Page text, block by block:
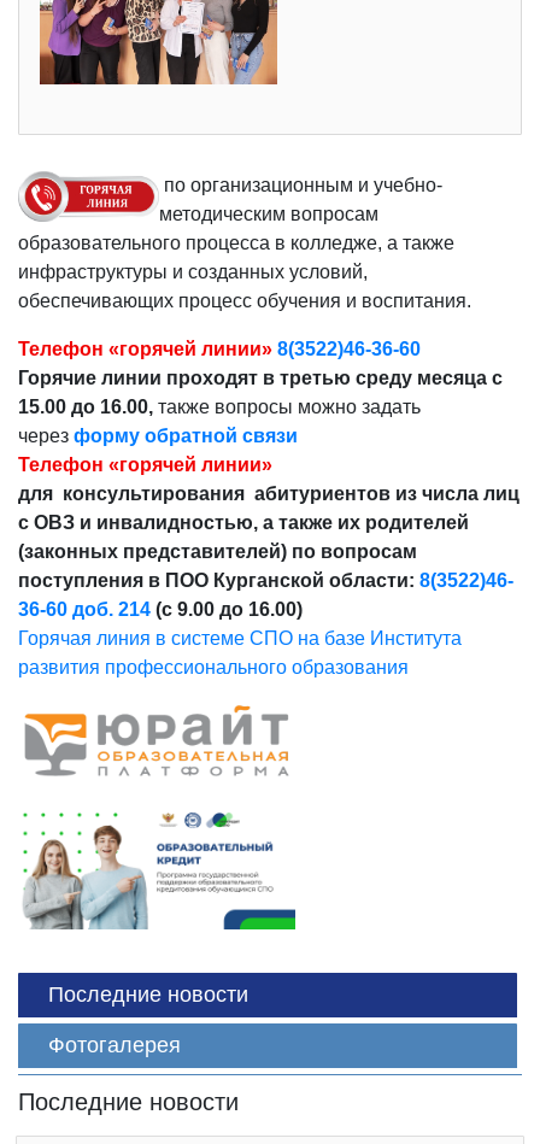
по организационным и учебно-
методическим вопросам
образовательного процесса в колледже, а также
инфраструктуры и созданных условий,
обеспечивающих процесс обучения и воспитания.
Телефон «горячей линии» 8(3522)46-36-60
Горячие линии проходят в третью среду месяца с
15.00 до 16.00, также вопросы можно задать
через форму обратной связи
Телефон «горячей линии»
для консультирования абитуриентов из числа лиц
с ОВЗ и инвалидностью, а также их родителей
(законных представителей) по вопросам
поступления в ПОО Курганской области: 8(3522)46-
36-60 доб. 214 (с 9.00 до 16.00)
Горячая линия в системе СПО на базе Института
развития профессионального образования
Последние новости
Фотогалерея
Последние новости